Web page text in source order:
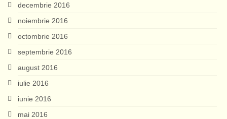
decembrie 2016
noiembrie 2016
octombrie 2016
septembrie 2016
august 2016
iulie 2016
iunie 2016
mai 2016